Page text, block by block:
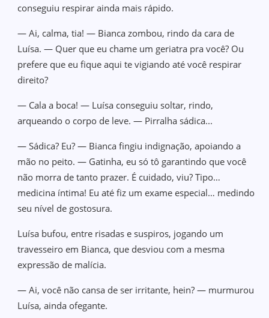
conseguiu respirar ainda mais rápido.
— Ai, calma, tia! — Bianca zombou, rindo da cara de
Luísa. — Quer que eu chame um geriatra pra você? Ou
prefere que eu fique aqui te vigiando até você respirar
direito?
— Cala a boca! — Luísa conseguiu soltar, rindo,
arqueando o corpo de leve. — Pirralha sádica...
— Sádica? Eu? — Bianca fingiu indignação, apoiando a
mão no peito. — Gatinha, eu só tô garantindo que você
não morra de tanto prazer. É cuidado, viu? Tipo…
medicina íntima! Eu até fiz um exame especial… medindo
seu nível de gostosura.
Luísa bufou, entre risadas e suspiros, jogando um
travesseiro em Bianca, que desviou com a mesma
expressão de malícia.
— Ai, você não cansa de ser irritante, hein? — murmurou
Luísa, ainda ofegante.